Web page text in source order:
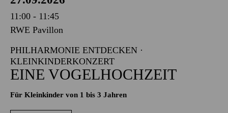
11:00 - 11:45
RWE Pavillon
PHILHARMONIE ENTDECKEN ·
KLEINKINDERKONZERT
EINE VOGELHOCHZEIT
Für Kleinkinder von 1 bis 3 Jahren